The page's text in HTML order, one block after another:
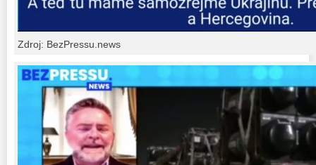
Zdroj: BezPressu.news